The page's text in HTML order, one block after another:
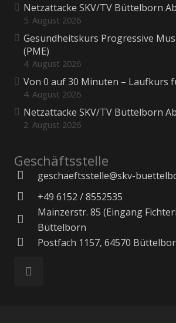
Netzattacke SKV/TV Büttelborn
5. August 2026
Gesundheitskurs Progressive
(PME)
4. August 2026
Von 0 auf 30 Minuten – Laufkurs
4. August 2026
Netzattacke SKV/TV Büttelborn
2. August 2026
Geschäftsstelle
geschaeftsstelle@skv-
+49 6152 / 8552535
Mainzerstr. 85 (Eingang
Büttelborn
Postfach 1157, 64570